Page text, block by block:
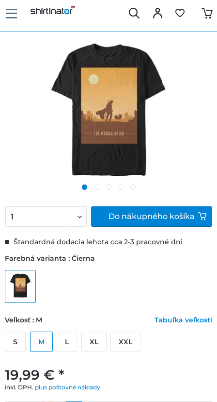
19,99 € *
inkl. DPH. plus poštovné náklady
Štandardná dodacia lehota cca 2-3 pracovné dni
Farebná varianta : Čierna
Veľkosť : M Tabuľka veľkostí
S M L XL XXL
Do nákupného košíka